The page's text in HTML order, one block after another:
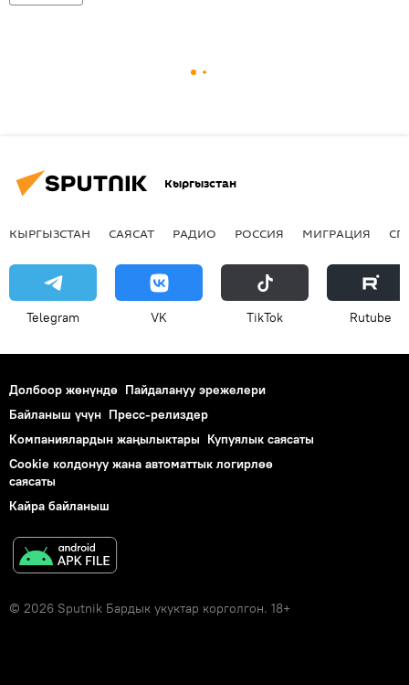
Кыргызстан
КЫРГЫЗСТАН САЯСАТ РАДИО РОССИЯ МИГРАЦИЯ
Telegram VK ТikТоk Rutube
Долбоор жөнүндө Пайдалануу эрежелери
Байланыш үчүн Пресс-релиздер
Компаниялардын жаңылыктары Купуялык саясаты
Cookie колдонуу жана автоматтык логирлөө
саясаты
Кайра байланыш
© 2026 Sputnik Бардык укуктар корголгон. 18+